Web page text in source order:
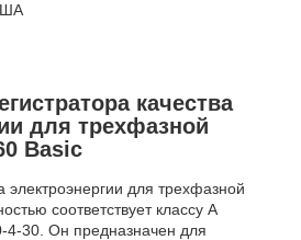
качества
для трехфазной
Basic
электроэнергии для трехфазной
соответствует классу А
4-30. Он предназначен для